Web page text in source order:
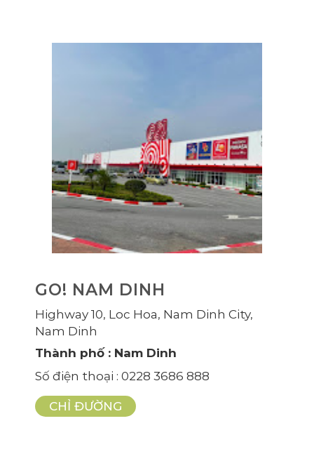
GO! NAM DINH
Highway 10, Loc Hoa, Nam Dinh City,
Nam Dinh
Thành phố: Nam Dinh
Số điện thoại : 0228 3686 888
CHỈ ĐƯỜNG